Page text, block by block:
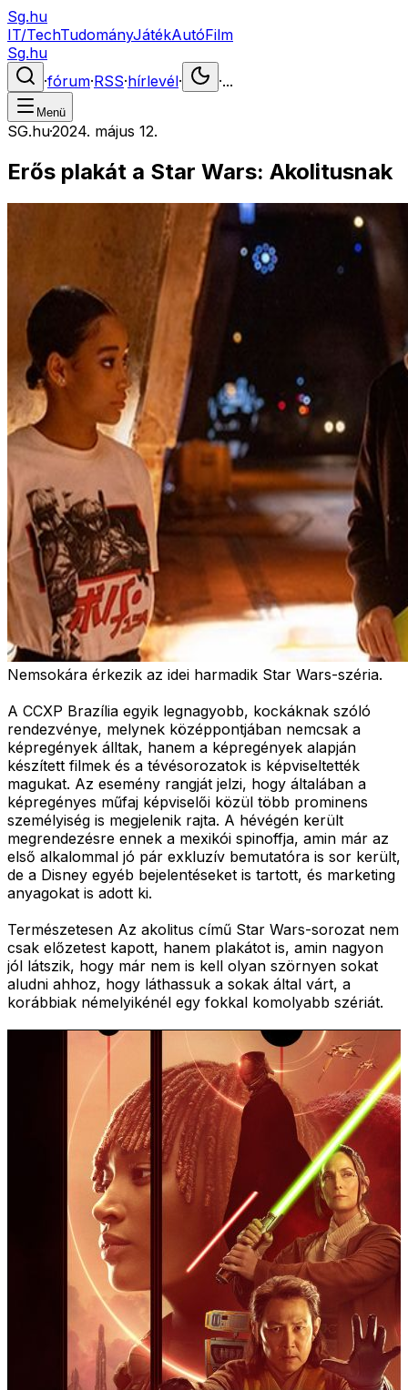
Sg.hu
IT/TechTudományJátékAutóFilm
Sg.hu
·fórum·RSS·hírlevél· ·...
Menü
SG.hu·2024. május 12.
Erős plakát a Star Wars: Akolitusnak
Nemsokára érkezik az idei harmadik Star Wars-széria.
A CCXP Brazília egyik legnagyobb, kockáknak szóló
rendezvénye, melynek középpontjában nemcsak a
képregények álltak, hanem a képregények alapján
készített filmek és a tévésorozatok is képviseltették
magukat. Az esemény rangját jelzi, hogy általában a
képregényes műfaj képviselői közül több prominens
személyiség is megjelenik rajta. A hévégén került
megrendezésre ennek a mexikói spinoffja, amin már az
első alkalommal jó pár exkluzív bemutatóra is sor került,
de a Disney egyéb bejelentéseket is tartott, és marketing
anyagokat is adott ki.
Természetesen Az akolitus című Star Wars-sorozat nem
csak előzetest kapott, hanem plakátot is, amin nagyon
jól látszik, hogy már nem is kell olyan szörnyen sokat
aludni ahhoz, hogy láthassuk a sokak által várt, a
korábbiak némelyikénél egy fokkal komolyabb szériát.